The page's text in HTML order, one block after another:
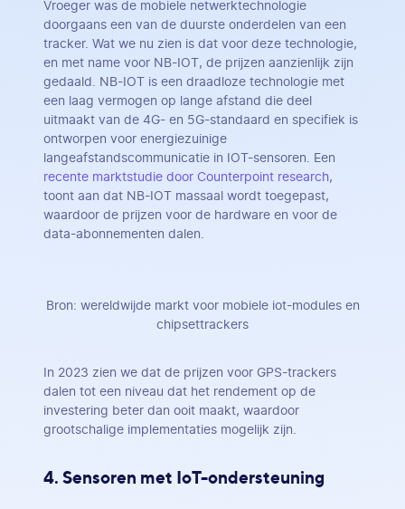
Vroeger was de mobiele netwerktechnologie
doorgaans een van de duurste onderdelen van een
tracker. Wat we nu zien is dat voor deze technologie,
en met name voor NB-IOT, de prijzen aanzienlijk zijn
gedaald. NB-IOT is een draadloze technologie met
een laag vermogen op lange afstand die deel
uitmaakt van de 4G- en 5G-standaard en specifiek is
ontworpen voor energiezuinige
langeafstandscommunicatie in IOT-sensoren. Een
recente marktstudie door Counterpoint research,
toont aan dat NB-IOT massaal wordt toegepast,
waardoor de prijzen voor de hardware en voor de
data-abonnementen dalen.
Bron: wereldwijde markt voor mobiele iot-modules en
chipsettrackers
In 2023 zien we dat de prijzen voor GPS-trackers
dalen tot een niveau dat het rendement op de
investering beter dan ooit maakt, waardoor
grootschalige implementaties mogelijk zijn.
4. Sensoren met IoT-ondersteuning